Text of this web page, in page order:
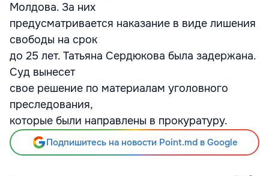
Молдова. За них
предусматривается наказание в виде лишения
свободы на срок
до 25 лет. Татьяна Сердюкова была задержана.
Суд вынесет
свое решение по материалам уголовного
преследования,
которые были направлены в прокуратуру.
Подпишитесь на новости Point.md в Google